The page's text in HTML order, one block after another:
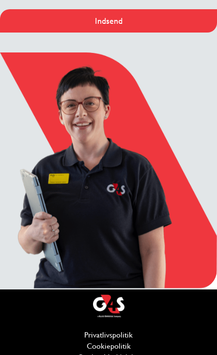
Indsend
Privatlivspolitik
Cookiepolitik(åbner i et nyt vindue)